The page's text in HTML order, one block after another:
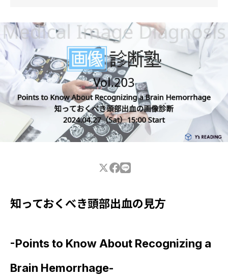
コラム
画像レッスン
医師・医学部生専用情報
放射線技師専用情報
利用規約 個人情報保護方針
知っておくべき頭部出血の見方
-Points to Know About Recognizing a
Brain Hemorrhage-